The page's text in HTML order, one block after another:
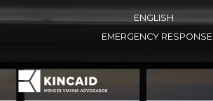
ENGLISH
EMERGENCY RESPONSE